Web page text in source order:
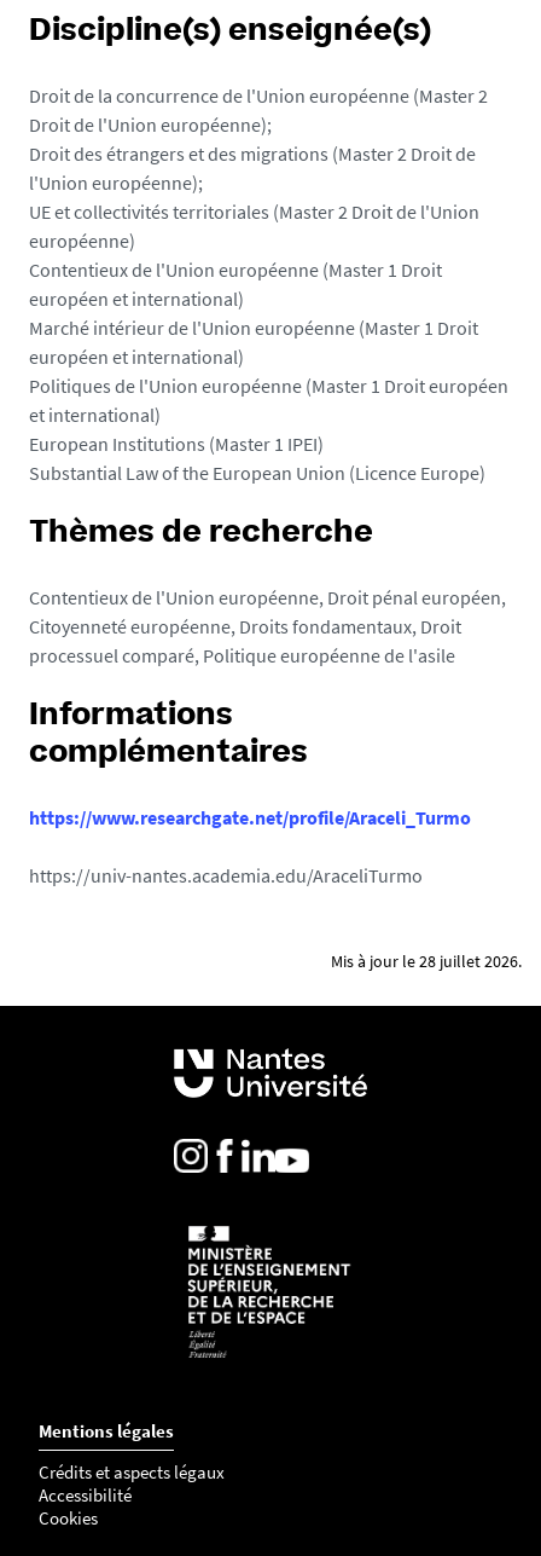
Discipline(s) enseignée(s)
Droit de la concurrence de l'Union européenne (Master 2
Droit de l'Union européenne);
Droit des étrangers et des migrations (Master 2 Droit de
l'Union européenne);
UE et collectivités territoriales (Master 2 Droit de l'Union
européenne)
Contentieux de l'Union européenne (Master 1 Droit
européen et international)
Marché intérieur de l'Union européenne (Master 1 Droit
européen et international)
Politiques de l'Union européenne (Master 1 Droit européen
et international)
European Institutions (Master 1 IPEI)
Substantial Law of the European Union (Licence Europe)
Thèmes de recherche
Contentieux de l'Union européenne, Droit pénal européen,
Citoyenneté européenne, Droits fondamentaux, Droit
processuel comparé, Politique européenne de l'asile
Informations
complémentaires
https://www.researchgate.net/profile/Araceli_Turmo
https://univ-nantes.academia.edu/AraceliTurmo
Mis à jour le 28 juillet 2026.
Mentions légales
Crédits et aspects légaux
Accessibilité
Cookies